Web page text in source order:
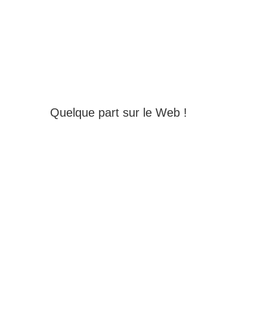
Quelque part sur le Web !